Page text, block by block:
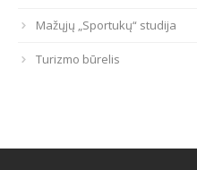
Mažųjų „Sportukų“ studija
Turizmo būrelis